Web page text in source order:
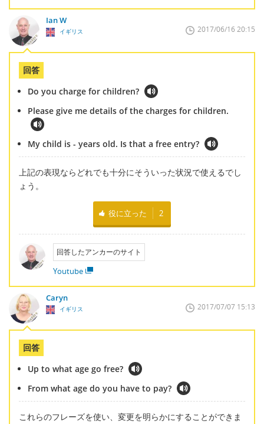
Ian W
イギリス 2017/06/16 20:15
回答
Do you charge for children?
Please give me details of the charges for children.
My child is - years old. Is that a free entry?
上記の表現ならどれでも十分にそういった状況で使えるでし
ょう。
役に立った 2
回答したアンカーのサイト
Youtube
Caryn
イギリス 2017/07/07 15:13
回答
Up to what age go free?
From what age do you have to pay?
これらのフレーズを使い、変更を明らかにすることができま